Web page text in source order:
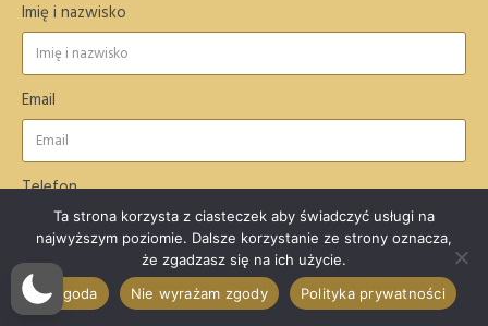
Imię i nazwisko
Email
Telefon
Wiadomość
Ta strona korzysta z ciasteczek aby świadczyć usługi na
najwyższym poziomie. Dalsze korzystanie ze strony oznacza,
że zgadzasz się na ich użycie.
Zgoda
Nie wyrażam zgody Polityka prywatności